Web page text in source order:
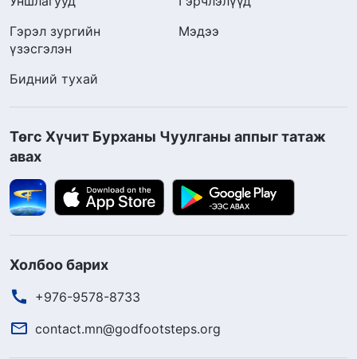
Гэрэл зургийн
үзэсгэлэн
Мэдээ
Бидний тухай
Төгс Хүчит Бурханы Чуулганы аппыг татаж
авах
Холбоо барих
+976-9578-8733
contact.mn@godfootsteps.org